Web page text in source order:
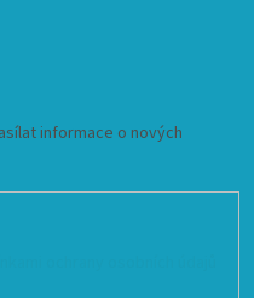
informace o nových